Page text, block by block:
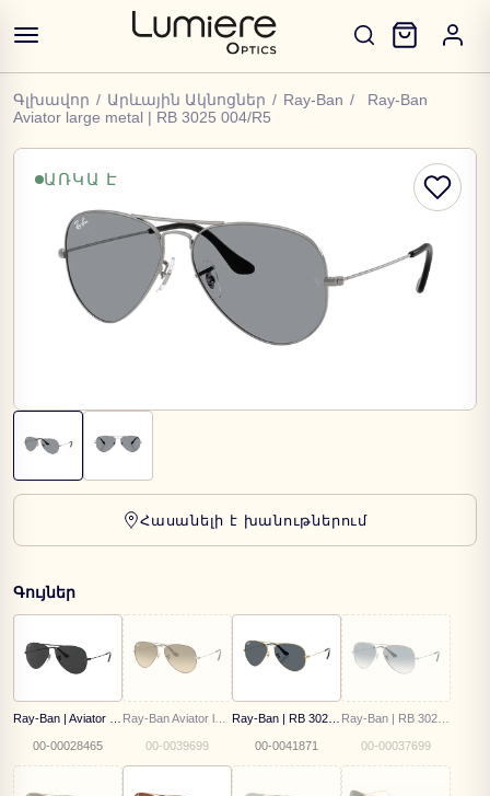
Գլխավոր / Արևային Ակնոցներ / Ray-Ban /
Ray-Ban
Aviator large metal | RB 3025 004/R5
ԱՌԿԱ Է
Հասանելի է խանութներում
Գույներ
00-00028465 00-0039699 00-0041871 00-00037699